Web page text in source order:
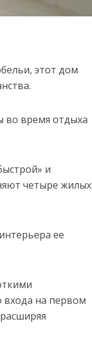
этот дом
во время отдыха
и
четыре жилых
ее
входа на первом